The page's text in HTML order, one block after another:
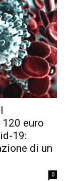
euro
19:
di un
0